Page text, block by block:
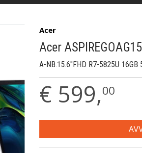
Acer
Acer
A-NB.15.6''FHD R7-5825U 16GB
€ 599,00